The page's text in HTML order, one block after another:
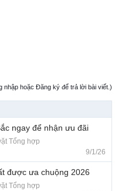
nhập hoặc Đăng ký để trả lời bài viết.)
ngay để nhận ưu đãi
Tổng hợp
9/1/26
được ưa chuộng 2026
Tổng hợp